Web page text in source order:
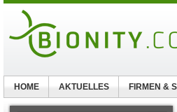
HOME AKTUELLES FIRMEN &